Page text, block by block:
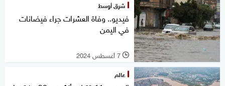
شرق أوسط
فيديو.. وفاة العشرات جراء فيضانات
في اليمن
l 7 أغسطس 2024
عالم